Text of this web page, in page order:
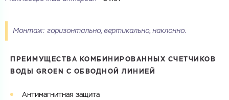
Запросить Счёт
Имя
Монтаж: горизонтально, вертикально, наклонно.
ПРЕИМУЩЕСТВА КОМБИНИРОВАННЫХ СЧЕТЧИКОВ
ВОДЫ GROEN С ОБВОДНОЙ ЛИНИЕЙ
Антимагнитная защита